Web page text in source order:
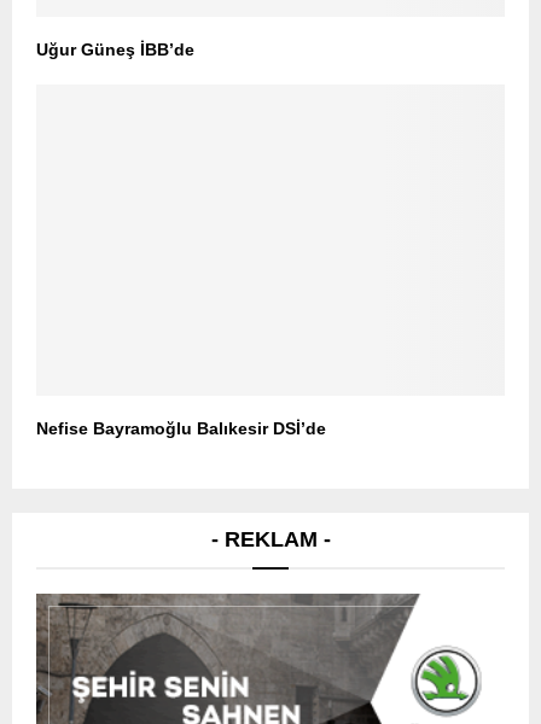
Uğur Güneş İBB’de
Nefise Bayramoğlu Balıkesir DSİ’de
- REKLAM -